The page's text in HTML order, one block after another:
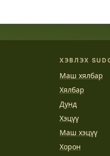
ХЭВЛЭХ
Маш хялбар
Хялбар
Дунд
Хэцүү
Маш хэцүү
Хорон